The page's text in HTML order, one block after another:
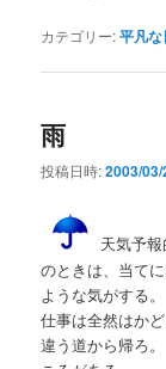
カテゴリー:平凡な
雨
投稿日時:2003/03/
天気予
のときは、当て
ような気がする。
仕事は全然は
違う道から帰ろ